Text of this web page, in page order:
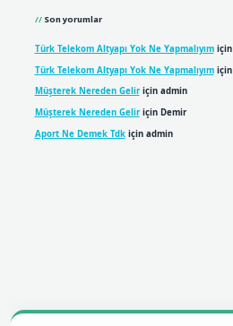
Son yorumlar
Türk Telekom Altyapı Yok Ne Yapmalıyımiçin
Türk Telekom Altyapı Yok Ne Yapmalıyımiçin
Müşterek Nereden Geliriçin admin
Müşterek Nereden Geliriçin Demir
Aport Ne Demek Tdkiçin admin